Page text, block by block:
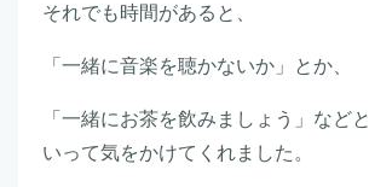
それでも時間があると、
「一緒に音楽を聴かないか」とか、
「一緒にお茶を飲みましょう」などと
いって気をかけてくれました。